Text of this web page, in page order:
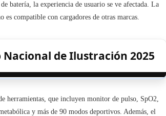
batería, la experiencia de usuario se ve afectada. La
compatible con cargadores de otras marcas.
de Ilustración 2025
herramientas, que incluyen monitor de pulso, SpO2,
y más de 90 modos deportivos. Además, el